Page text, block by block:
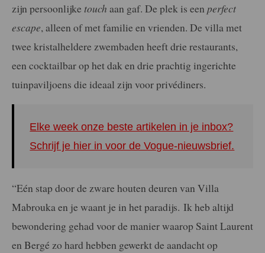
zijn persoonlijke touch aan gaf. De plek is een perfect
escape, alleen of met familie en vrienden. De villa met
twee kristalheldere zwembaden heeft drie restaurants,
een cocktailbar op het dak en drie prachtig ingerichte
tuinpaviljoens die ideaal zijn voor privédiners.
Elke week onze beste artikelen in je inbox?
Schrijf je hier in voor de Vogue-nieuwsbrief.
“Eén stap door de zware houten deuren van Villa
Mabrouka en je waant je in het paradijs. Ik heb altijd
bewondering gehad voor de manier waarop Saint Laurent
en Bergé zo hard hebben gewerkt de aandacht op